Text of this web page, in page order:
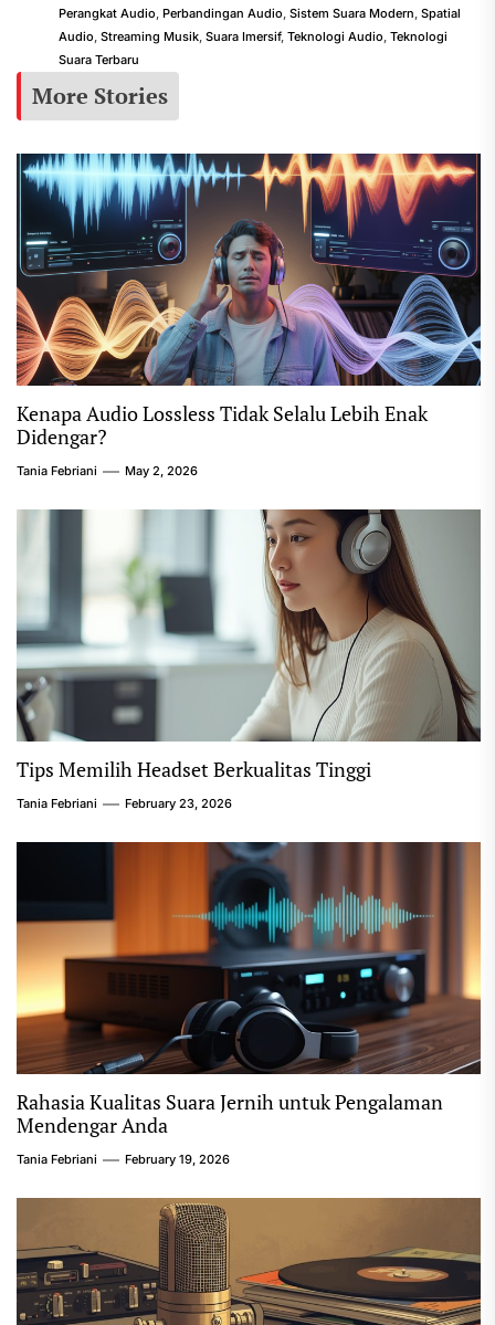
Perangkat Audio, Perbandingan Audio, Sistem Suara Modern, Spatial
Audio, Streaming Musik, Suara Imersif, Teknologi Audio, Teknologi
Suara Terbaru
More Stories
Kenapa Audio Lossless Tidak Selalu Lebih Enak
Didengar?
Tania Febriani May 2, 2026
Tips Memilih Headset Berkualitas Tinggi
Tania Febriani February 23, 2026
Rahasia Kualitas Suara Jernih untuk Pengalaman
Mendengar Anda
Tania Febriani February 19, 2026